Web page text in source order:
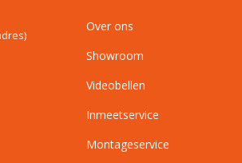
Over ons
Showroom
Videobellen
Inmeetservice
Montageservice